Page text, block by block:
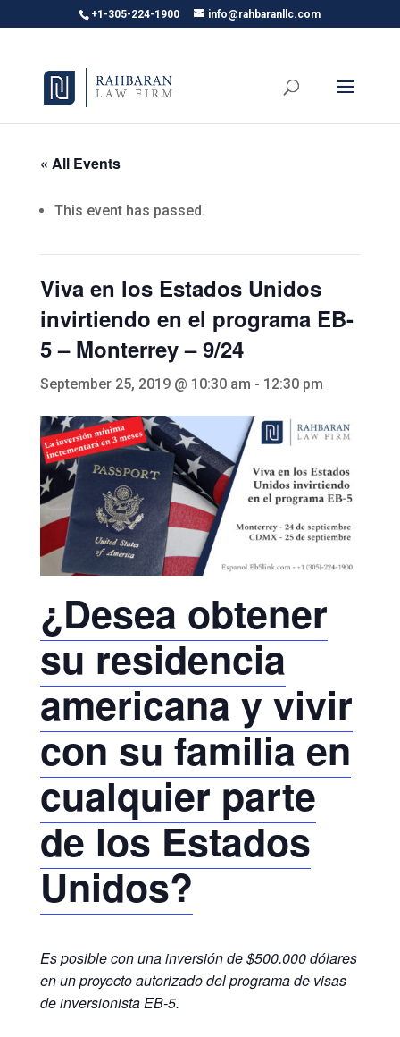
+1-305-224-1900 info@rahbaranllc.com
« All Events
This event has passed.
Viva en los Estados Unidos
invirtiendo en el programa EB-
5 – Monterrey – 9/24
September 25, 2019 @ 10:30 am - 12:30 pm
¿Desea obtener
su residencia
americana y vivir
con su familia en
cualquier parte
de los Estados
Unidos?
Es posible con una inversión de $500.000 dólares
en un proyecto autorizado del programa de visas
de inversionista EB-5.